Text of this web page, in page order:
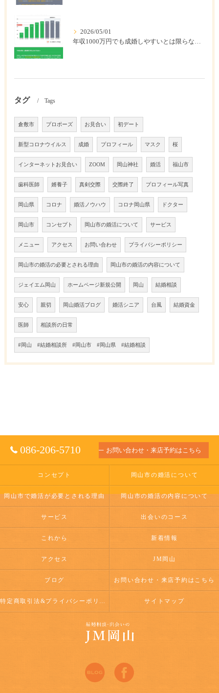
2026/05/01
タグ Tags
倉敷市 プロポーズ お見合い 初デート
新型コロナウイルス 成婚 プロフィール マスク 桜
インターネットお見合い ZOOM 岡山神社 婚活 福山市
歯科医師 婿養子 真剣交際 交際終了 プロフィール写真
岡山県 コロナ 婚活ノウハウ コロナ岡山県 ドクター
岡山市 コンセプト 岡山市の婚活について サービス
メニュー アクセス お問い合わせ プライバシーポリシー
岡山市の婚活の必要とされる理由 岡山市の婚活の内容について
ジェイエム岡山 ホームページ新規公開 岡山 結婚相談
安心 親切 岡山婚活ブログ 婚活シニア 台風 結婚資金
医師 相談所の日常
#岡山 #結婚相談所 #岡山市 #岡山県 #結婚相談
086-206-5710 お問い合わせ・来店予約はこちら
コンセプト 岡山市の婚活について
岡山市で婚活が必要とされる理由 岡山市の婚活の内容について
サービス 出会いのコース
これから 新着情報
アクセス JM岡山
ブログ お問い合わせ・来店予約はこちら
特定商取引法&プライバシーポリシー サイトマップ